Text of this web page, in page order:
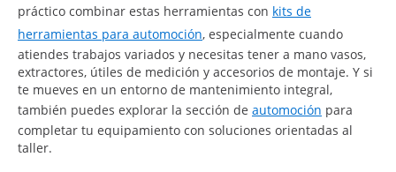
práctico combinar estas herramientas con kits de
herramientas para automoción, especialmente cuando
atiendes trabajos variados y necesitas tener a mano vasos,
extractores, útiles de medición y accesorios de montaje. Y si
te mueves en un entorno de mantenimiento integral,
también puedes explorar la sección de automoción para
completar tu equipamiento con soluciones orientadas al
taller.